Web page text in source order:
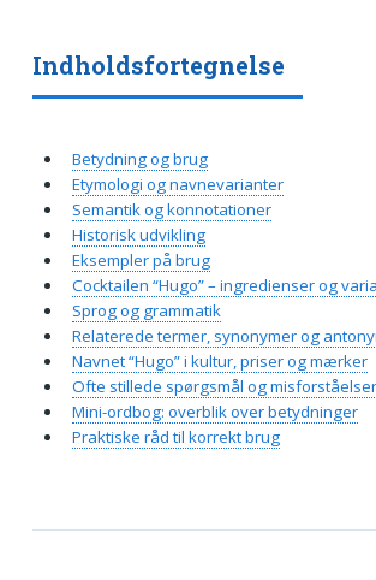
Indholdsfortegnelse
Betydning og brug
Etymologi og navnevarianter
Semantik og konnotationer
Historisk udvikling
Eksempler på brug
Cocktailen “Hugo” – ingredienser og
Sprog og grammatik
Relaterede termer, synonymer og
Navnet “Hugo” i kultur, priser og mærker
Ofte stillede spørgsmål og misforståelser
Mini-ordbog: overblik over betydninger
Praktiske råd til korrekt brug